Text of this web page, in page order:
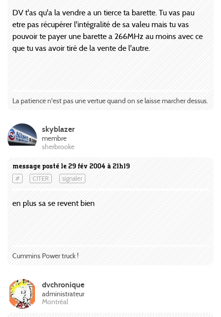
DV t'as qu'a la vendre a un tierce ta barette. Tu vas pau
etre pas récupérer l'intégralité de sa valeu mais tu vas
pouvoir te payer une barette a 266MHz au moins avec ce
que tu vas avoir tiré de la vente de l'autre.
La patience n'est pas une vertue quand on se laisse marcher dessus.
message posté le 29 fév 2004 à 21h19
# CITER signaler
skyblazer
membre
sherbrooke
en plus sa se revent bien
Cummins Power truck !
dvchronique
administrateur
Montréal